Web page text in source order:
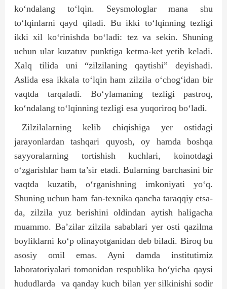
ko‘ndalang to‘lqin. Seysmologlar mana shu
to‘lqinlarni qayd qiladi. Bu ikki to‘lqinning tezligi
ikki xil ko‘rinishda bo‘ladi: tez va sekin. Shuning
uchun ular kuzatuv punktiga ketma-ket yetib keladi.
Xalq tilida uni “zilzilaning qaytishi” deyishadi.
Aslida esa ikkala to‘lqin ham zilzila o‘chog‘idan bir
vaqtda tarqaladi. Bo‘ylamaning tezligi pastroq,
ko‘ndalang to‘lqinning tezligi esa yuqoriroq bo‘ladi.
Zilzilalarning kelib chiqishiga yer ostidagi
jarayonlardan tashqari quyosh, oy hamda boshqa
sayyoralarning tortishish kuchlari, koinotdagi
o‘zgarishlar ham ta’sir etadi. Bularning barchasini bir
vaqtda kuzatib, o‘rganishning imkoniyati yo‘q.
Shuning uchun ham fan-texnika qancha taraqqiy etsa-
da, zilzila yuz berishini oldindan aytish haligacha
muammo. Ba’zilar zilzila sabablari yer osti qazilma
boyliklarni ko‘p olinayotganidan deb biladi. Biroq bu
asosiy omil emas. Ayni damda institutimiz
laboratoriyalari tomonidan respublika bo‘yicha qaysi
hududlarda va qanday kuch bilan yer silkinishi sodir